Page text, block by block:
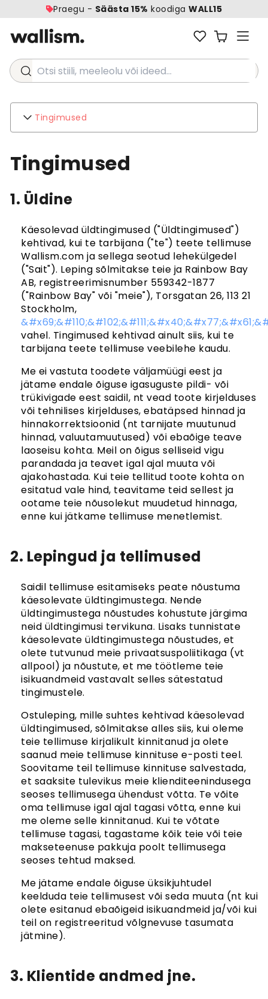
Praegu - Säästa 15% koodiga WALL15
Otsi stiili, meeleolu või ideed...
Tingimused
kohta
Kontakt
Keskkond
Ettevõtte päringud
KKK
Laevandus
Tagastused ja tagasimaksed
Tingimused
Küpsised
Privaatsuspoliitika
Tapeedi artiklid
Juhendid
Kuidas paigaldada sekekleepuv
Kuidas mõõta oma seina
Seina ettevalmistamine
Tapeetitööriistad
Tapeedid tekstuursetel seintel
Tingimused
1. Üldine
Käesolevad üldtingimused ("Üldtingimused")
kehtivad, kui te tarbijana ("te") teete tellimuse
Wallism.com ja sellega seotud lehekülgedel
("Sait"). Leping sõlmitakse teie ja Rainbow Bay
AB, registreerimisnumber 559342-1877
("Rainbow Bay" või "meie"), Torsgatan 26, 113 21
Stockholm,
vahel. Tingimused kehtivad ainult siis, kui te
tarbijana teete tellimuse veebilehe kaudu.
Me ei vastuta toodete väljamüügi eest ja
jätame endale õiguse igasuguste pildi- või
trükivigade eest saidil, nt vead toote kirjelduses
või tehnilises kirjelduses, ebatäpsed hinnad ja
hinnakorrektsioonid (nt tarnijate muutunud
hinnad, valuutamuutused) või ebaõige teave
laoseisu kohta. Meil on õigus selliseid vigu
parandada ja teavet igal ajal muuta või
ajakohastada. Kui teie tellitud toote kohta on
esitatud vale hind, teavitame teid sellest ja
ootame teie nõusolekut muudetud hinnaga,
enne kui jätkame tellimuse menetlemist.
2. Lepingud ja tellimused
Saidil tellimuse esitamiseks peate nõustuma
käesolevate üldtingimustega. Nende
üldtingimustega nõustudes kohustute järgima
neid üldtingimusi tervikuna. Lisaks tunnistate
käesolevate üldtingimustega nõustudes, et
olete tutvunud meie privaatsuspoliitikaga (vt
allpool) ja nõustute, et me töötleme teie
isikuandmeid vastavalt selles sätestatud
tingimustele.
Ostuleping, mille suhtes kehtivad käesolevad
üldtingimused, sõlmitakse alles siis, kui oleme
teie tellimuse kirjalikult kinnitanud ja olete
saanud meie tellimuse kinnituse e-posti teel.
Soovitame teil tellimuse kinnituse salvestada,
et saaksite tulevikus meie klienditeenindusega
seoses tellimusega ühendust võtta. Te võite
oma tellimuse igal ajal tagasi võtta, enne kui
me oleme selle kinnitanud. Kui te võtate
tellimuse tagasi, tagastame kõik teie või teie
makseteenuse pakkuja poolt tellimusega
seoses tehtud maksed.
Me jätame endale õiguse üksikjuhtudel
keelduda teie tellimusest või seda muuta (nt kui
olete esitanud ebaõigeid isikuandmeid ja/või kui
teil on registreeritud võlgnevuse tasumata
jätmine).
3. Klientide andmed jne.